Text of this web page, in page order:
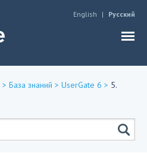
English Русский
> База знаний > UserGate 6 > 5.